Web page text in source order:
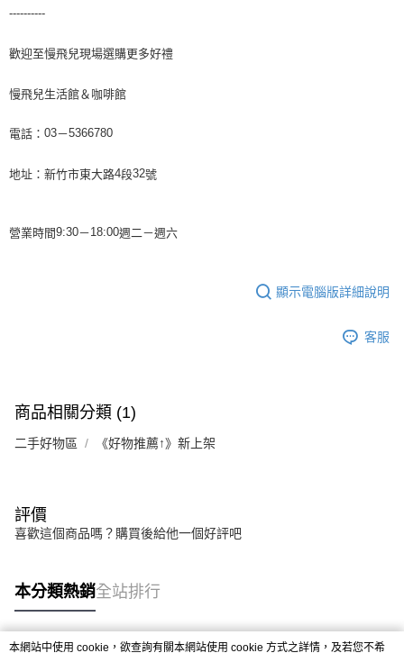
----------
歡迎至慢飛兒現場選購更多好禮
慢飛兒生活館＆咖啡館
電話： 03－5366780
地址：新竹市東大路4段32號
營業時間9:30－18:00週二－週六
顯示電腦版詳細說明
客服
商品相關分類 (1)
二手好物區 《好物推薦↑》新上架
評價
喜歡這個商品嗎？購買後給他一個好評吧
本分類熱銷全站排行
本網站中使用 cookie，欲查詢有關本網站使用 cookie 方式之詳情，及若您不希